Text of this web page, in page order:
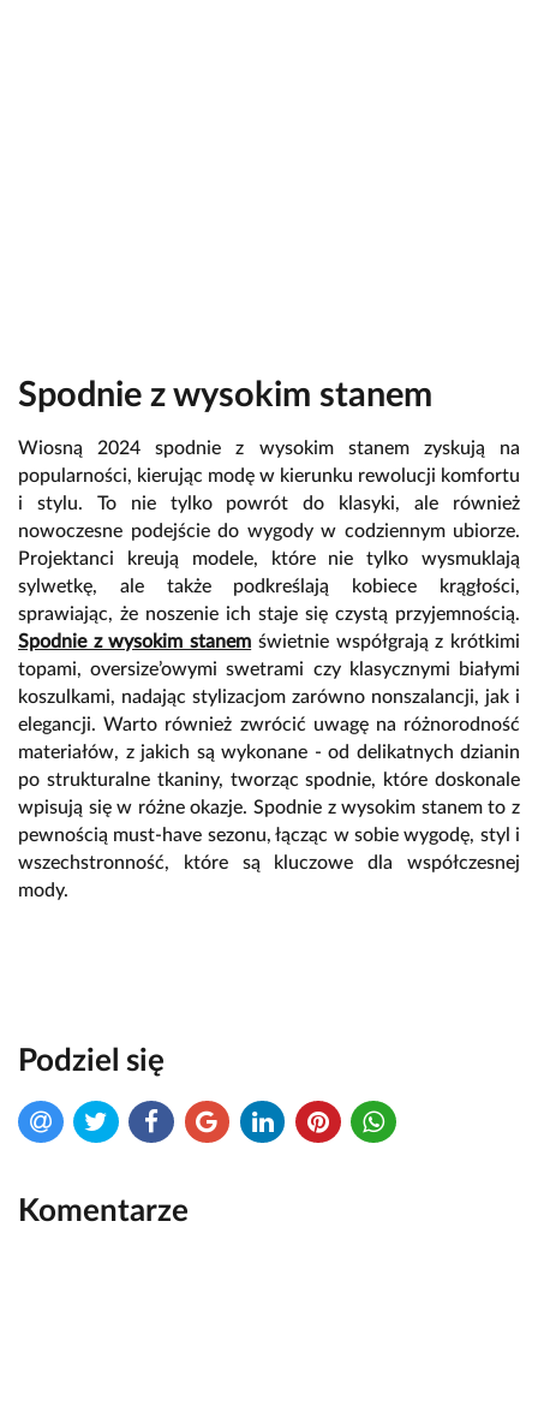
Spodnie z wysokim stanem
Wiosną 2024 spodnie z wysokim stanem zyskują na
popularności, kierując modę w kierunku rewolucji komfortu
i stylu. To nie tylko powrót do klasyki, ale również
nowoczesne podejście do wygody w codziennym ubiorze.
Projektanci kreują modele, które nie tylko wysmuklają
sylwetkę, ale także podkreślają kobiece krągłości,
sprawiając, że noszenie ich staje się czystą przyjemnością.
Spodnie z wysokim stanem świetnie współgrają z krótkimi
topami, oversize’owymi swetrami czy klasycznymi białymi
koszulkami, nadając stylizacjom zarówno nonszalancji, jak i
elegancji. Warto również zwrócić uwagę na różnorodność
materiałów, z jakich są wykonane - od delikatnych dzianin
po strukturalne tkaniny, tworząc spodnie, które doskonale
wpisują się w różne okazje. Spodnie z wysokim stanem to z
pewnością must-have sezonu, łącząc w sobie wygodę, styl i
wszechstronność, które są kluczowe dla współczesnej
mody.
Podziel się
Komentarze